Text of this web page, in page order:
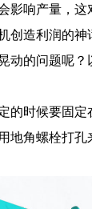
影响产量，
创造利润的
动的问题呢
的时候要固定
地角螺栓打孔